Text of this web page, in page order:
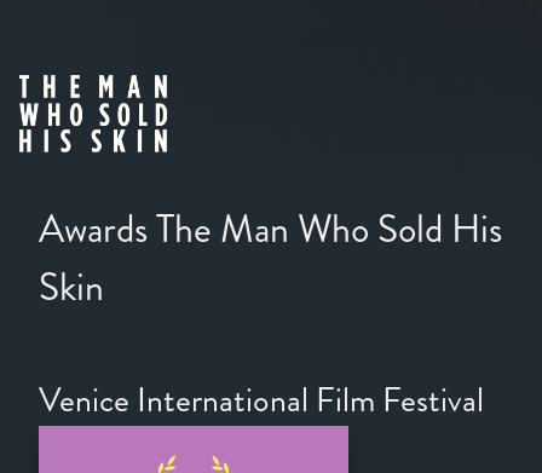
Awards The Man Who Sold His
Skin
Venice International Film Festival